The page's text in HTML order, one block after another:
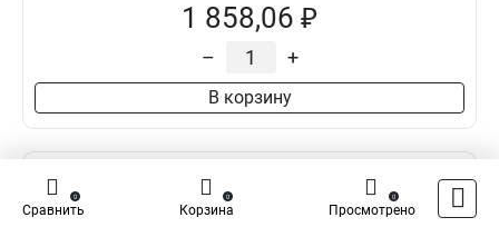
1 858,06 ₽
– +
В корзину
Сравнить
0
Корзина
0
Просмотрено
0